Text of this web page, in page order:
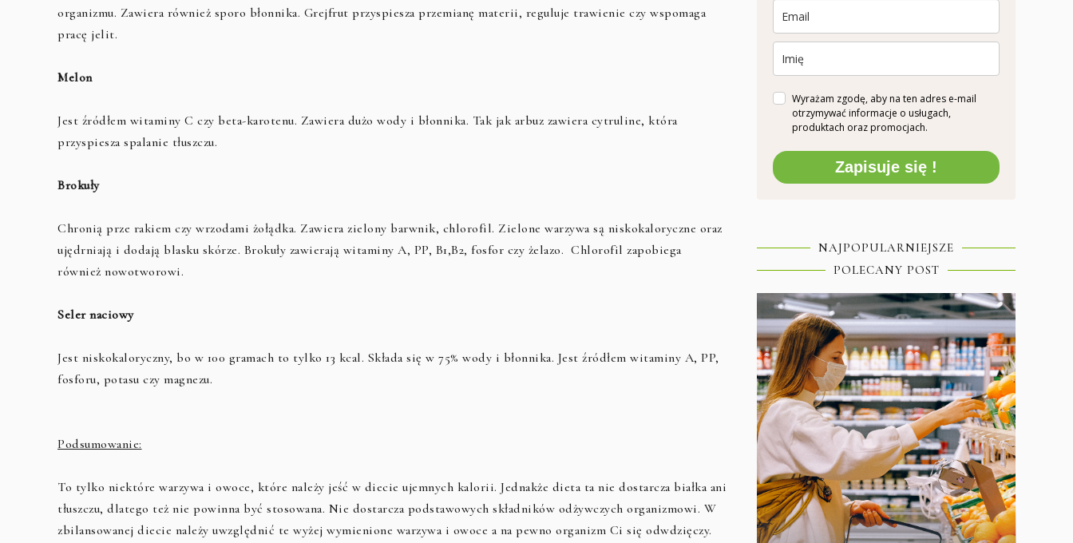
organizmu. Zawiera również sporo błonnika. Grejfrut przyspiesza przemianę materii, reguluje trawienie czy wspomaga
pracę jelit.
Melon
Jest źródłem witaminy C czy beta-karotenu. Zawiera dużo wody i błonnika. Tak jak arbuz zawiera cytruline, która
przyspiesza spalanie tłuszczu.
Brokuły
Chronią prze rakiem czy wrzodami żołądka. Zawiera zielony barwnik, chlorofil. Zielone warzywa są niskokaloryczne oraz
ujędrniają i dodają blasku skórze. Brokuły zawierają witaminy A, PP, B1,B2, fosfor czy żelazo. Chlorofil zapobiega
również nowotworowi.
Seler naciowy
Jest niskokaloryczny, bo w 100 gramach to tylko 13 kcal. Składa się w 75% wody i błonnika. Jest źródłem witaminy A, PP,
fosforu, potasu czy magnezu.
Podsumowanie:
To tylko niektóre warzywa i owoce, które należy jeść w diecie ujemnych kalorii. Jednakże dieta ta nie dostarcza białka ani
tłuszczu, dlatego też nie powinna być stosowana. Nie dostarcza podstawowych składników odżywczych organizmowi. W
zbilansowanej diecie należy uwzględnić te wyżej wymienione warzywa i owoce a na pewno organizm Ci się odwdzięczy.
Wyrażam zgodę, aby na ten adres e-mail
otrzymywać informacje o usługach,
produktach oraz promocjach.
Zapisuje się !
NAJPOPULARNIEJSZE
POLECANY POST